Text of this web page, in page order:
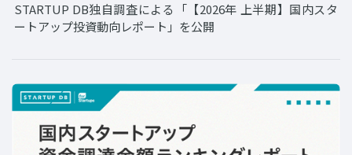
STARTUP DB独自調査による「【2026年 上半期】国内スタ
ートアップ投資動向レポート」を公開